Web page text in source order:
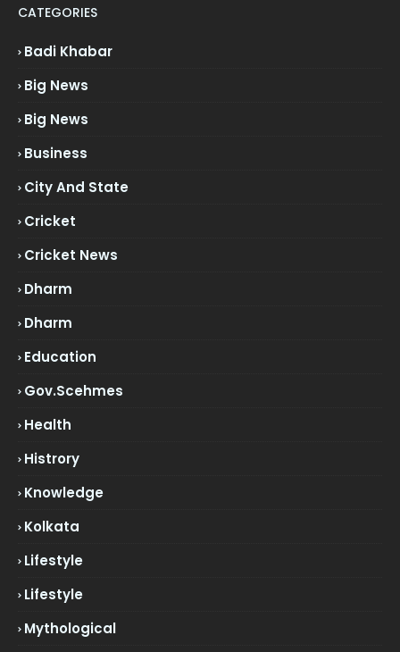
CATEGORIES
Badi Khabar
Big News
Big News
Business
City And State
Cricket
Cricket News
Dharm
Dharm
Education
Gov.scehmes
Health
Histrory
Knowledge
Kolkata
Lifestyle
Lifestyle
Mythological